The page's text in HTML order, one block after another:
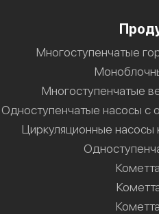
Многоступенчатые
Многоступенчатые
Одноступенчатые насосы с
Циркуляционные насосы